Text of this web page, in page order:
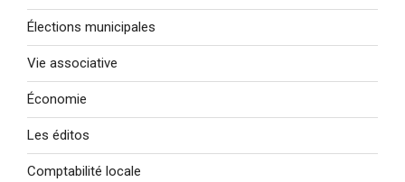
Élections municipales
Vie associative
Économie
Les éditos
Comptabilité locale